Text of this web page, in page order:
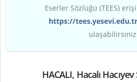
Eserler Sözlüğü (TEES)
https://tees.yesevi.edu.tr
HACALI, Hacalı